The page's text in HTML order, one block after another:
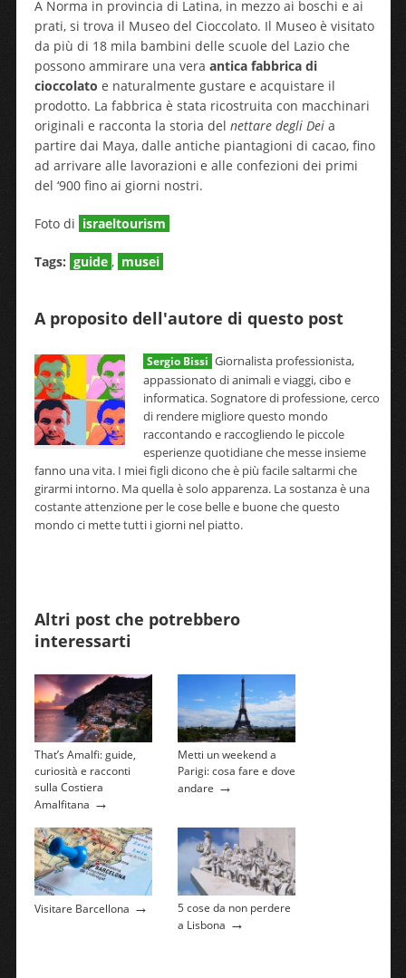
A Norma in provincia di Latina, in mezzo ai boschi e ai
prati, si trova il Museo del Cioccolato. Il Museo è visitato
da più di 18 mila bambini delle scuole del Lazio che
possono ammirare una vera antica fabbrica di
cioccolato e naturalmente gustare e acquistare il
prodotto. La fabbrica è stata ricostruita con macchinari
originali e racconta la storia del nettare degli Deia
partire dai Maya, dalle antiche piantagioni di cacao, fino
ad arrivare alle lavorazioni e alle confezioni dei primi
del ‘900 fino ai giorni nostri.
Foto di israeltourism
Tags: guide , musei
A proposito dell'autore di questo post
Sergio Bissi Giornalista professionista,
appassionato di animali e viaggi, cibo e
informatica. Sognatore di professione, cerco
di rendere migliore questo mondo
raccontando e raccogliendo le piccole
esperienze quotidiane che messe insieme
fanno una vita. I miei figli dicono che è più facile saltarmi che
girarmi intorno. Ma quella è solo apparenza. La sostanza è una
costante attenzione per le cose belle e buone che questo
mondo ci mette tutti i giorni nel piatto.
Altri post che potrebbero
interessarti
That’s Amalfi: guide,
curiosità e racconti
sulla Costiera
Amalfitana →
Metti un weekend a
Parigi: cosa fare e dove
andare →
Visitare Barcellona →
5 cose da non perdere
a Lisbona →